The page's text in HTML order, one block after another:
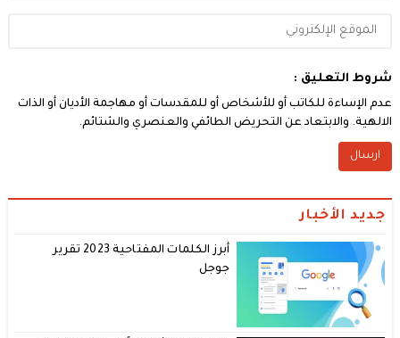
شروط التعليق :
عدم الإساءة للكاتب أو للأشخاص أو للمقدسات أو مهاجمة الأديان أو الذات
الالهية. والابتعاد عن التحريض الطائفي والعنصري والشتائم.
جديد الأخبار
أبرز الكلمات المفتاحية 2023 تقرير
جوجل